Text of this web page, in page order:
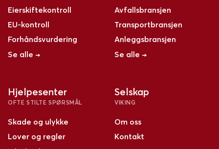
Eierskiftekontroll
EU-kontroll
Forhåndsvurdering
Se alle →
Avfallsbransjen
Transportbransjen
Anleggsbransjen
Se alle →
Hjelpesenter
OFTE STILTE SPØRSMÅL
Skade og ulykke
Lover og regler
Selskap
VIKING
Om oss
Kontakt